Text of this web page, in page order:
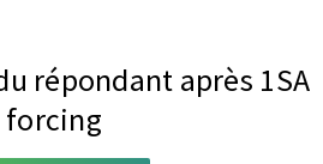
répondant après 1SA
forcing